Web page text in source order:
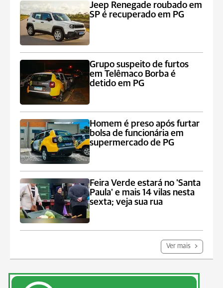
Jeep Renegade roubado em
SP é recuperado em PG
Grupo suspeito de furtos
em Telêmaco Borba é
detido em PG
Homem é preso após furtar
bolsa de funcionária em
supermercado de PG
Feira Verde estará no 'Santa
Paula' e mais 14 vilas nesta
sexta; veja sua rua
Ver mais